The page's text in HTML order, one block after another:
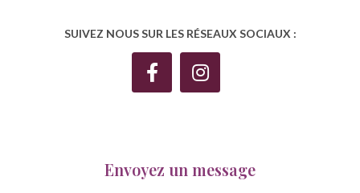
SUIVEZ NOUS SUR LES RÉSEAUX SOCIAUX :
Envoyez un message